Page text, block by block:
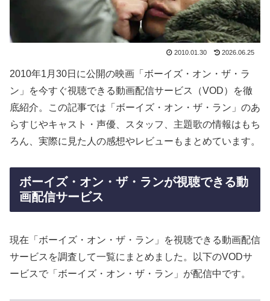
2010.01.30 2026.06.25
2010年1月30日に公開の映画「ボーイズ・オン・ザ・ラ
ン」を今すぐ視聴できる動画配信サービス（VOD）を徹
底紹介。この記事では「ボーイズ・オン・ザ・ラン」のあ
らすじやキャスト・声優、スタッフ、主題歌の情報はもち
ろん、実際に見た人の感想やレビューもまとめています。
ボーイズ・オン・ザ・ランが視聴できる動
画配信サービス
現在「ボーイズ・オン・ザ・ラン」を視聴できる動画配信
サービスを調査して一覧にまとめました。以下のVODサ
ービスで「ボーイズ・オン・ザ・ラン」が配信中です。